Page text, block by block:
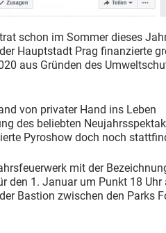
schon im Sommer dieses
Hauptstadt Prag finanzierte
aus Gründen des
von privater Hand ins Leben
des beliebten
Pyroshow doch noch
mit der
den 1. Januar um Punkt 18 Uhr
Bastion zwischen den Parks